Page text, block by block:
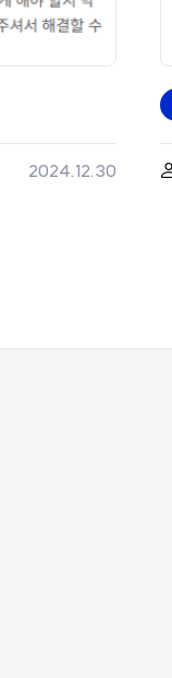
2024.12.30